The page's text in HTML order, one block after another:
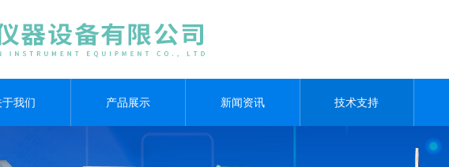
于我们 产品展示 新闻资讯 技术支持